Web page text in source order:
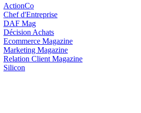
ActionCo
Chef d'Entreprise
DAF Mag
Décision Achats
Ecommerce Magazine
Marketing Magazine
Relation Client Magazine
Silicon